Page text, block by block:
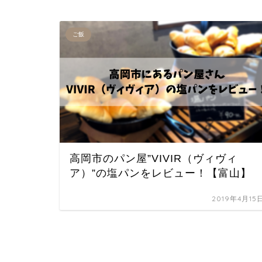
ご飯
高岡市のパン屋”VIVIR（ヴィヴィ
ア）”の塩パンをレビュー！【富山】
2019年4月15